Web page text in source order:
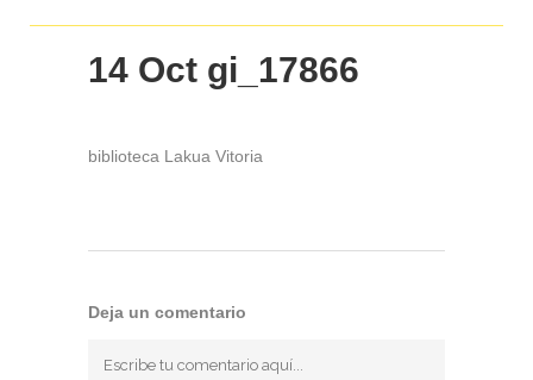
14 Oct gi_17866
biblioteca Lakua Vitoria
Deja un comentario